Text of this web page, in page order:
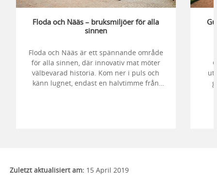
Floda och Nääs – bruksmiljöer för alla
sinnen
Floda och Nääs är ett spännande område
för alla sinnen, där innovativ mat möter
välbevarad historia. Kom ner i puls och
känn lugnet, endast en halvtimme från
Zuletzt aktualisiert am: 15 April 2019